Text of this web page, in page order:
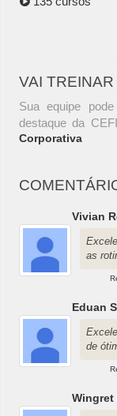
VAI
Sua equipe
destaque da
Corporativa
Vivian
as
Eduan
de
Wingret